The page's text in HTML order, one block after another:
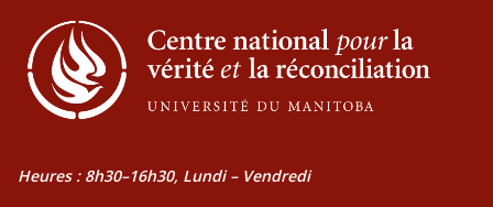
Heures : 8h30–16h30, Lundi – Vendredi